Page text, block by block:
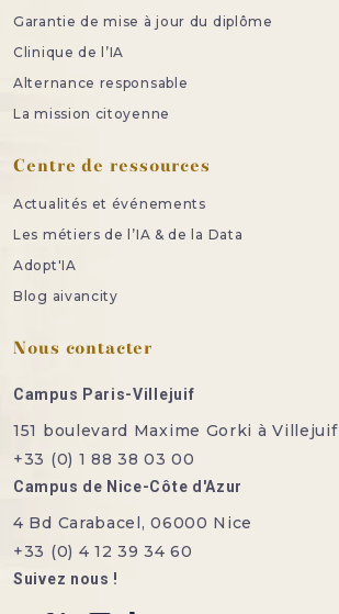
Garantie de mise à jour du diplôme
Clinique de l’IA
Alternance responsable
La mission citoyenne
Centre de ressources
Actualités et événements
Les métiers de l’IA & de la Data
Adopt'IA
Blog aivancity
Nous contacter
Campus Paris-Villejuif
151 boulevard Maxime Gorki à Villejuif
+33 (0) 1 88 38 03 00
Campus de Nice-Côte d'Azur
4 Bd Carabacel, 06000 Nice
+33 (0) 4 12 39 34 60
Suivez nous !